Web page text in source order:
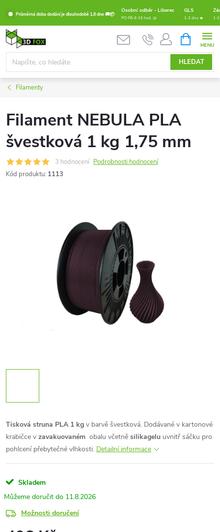
obsah
Průměrná doba dodání je dlouhodobě 1,8 dne 🚚📦
Osobní odběr - Liberec GLS
PO-PÁ 8-16 hod. 🤝 1-2 dny 🔥 1-
HLEDAT
NÁKUPNÍ
KOŠÍK
Filamenty
Filament NEBULA PLA
švestková 1 kg 1,75 mm
3 hodnocení Podrobnosti hodnocení
Kód produktu: 1113
Tisková struna PLA 1 kg v barvě švestková. Dodávané v kartonové
krabičce v zavakuovaném obalu včetně silikagelu uvnitř sáčku pro
pohlcení přebytečné vlhkosti. Detailní informace
Skladem
11.8.2026
Možnosti doručení